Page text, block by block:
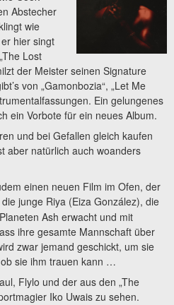
Abstecher
wie
hier singt
Lost
der Meister seinen Signature
von „Gamonbozia“, „Let Me
Ein gelungenes
ein Vorbote für ein neues Album.
und bei Gefallen gleich kaufen
aber natürlich auch woanders
einen neuen Film im Ofen, der
junge Riya (Eiza González), die
Ash erwacht und mit
ihre gesamte Mannschaft über
zwar jemand geschickt, um sie
sie ihm trauen kann …
Flylo und der aus den „The
Iko Uwais zu sehen.